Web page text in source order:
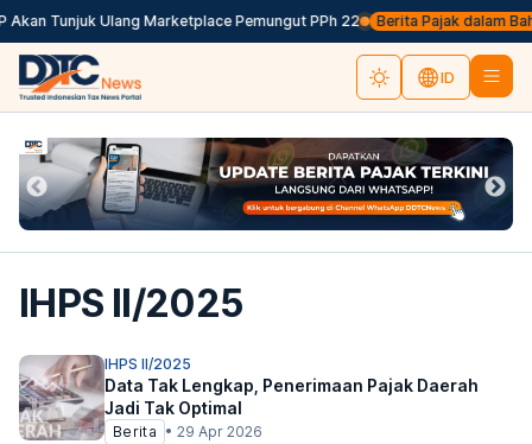
Tunjuk Ulang Marketplace Pemungut PPh 22 Berita Pajak dalam
ID
IHPS II/2025
IHPS II/2025
Data Tak Lengkap, Penerimaan Pajak Daerah
Jadi Tak Optimal
Berita • 29 Apr 2026